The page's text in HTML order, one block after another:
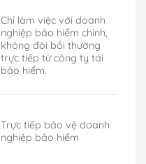
Chỉ làm việc với doanh
nghiệp bảo hiểm chính,
không đòi bồi thường
trực tiếp từ công ty tái
bảo hiểm.
Trực tiếp bảo vệ doanh
nghiệp bảo hiểm